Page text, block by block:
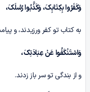
وَکَفَرُوا بِکِتَابِکَ، وَکَذَّبُوا رُسُلَکَ،
به کتاب تو کفر ورزیدند، و
وَاسْتَنْکَفُوا عَنْ عِبَادَتِکَ،
و از بندگی تو سر باز زدند.